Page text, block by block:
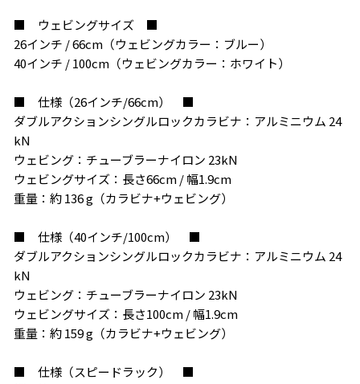
■ ウェビングサイズ ■
26インチ / 66cm（ウェビングカラー：ブルー）
40インチ / 100cm（ウェビングカラー：ホワイト）
■ 仕様（26インチ/66cm） ■
ダブルアクションシングルロックカラビナ：アルミニウム 24
kN
ウェビング：チューブラーナイロン 23kN
ウェビングサイズ：長さ66cm / 幅1.9cm
重量：約 136 g（カラビナ+ウェビング）
■ 仕様（40インチ/100cm） ■
ダブルアクションシングルロックカラビナ：アルミニウム 24
kN
ウェビング：チューブラーナイロン 23kN
ウェビングサイズ：長さ100cm / 幅1.9cm
重量：約 159 g（カラビナ+ウェビング）
■ 仕様（スピードラック） ■